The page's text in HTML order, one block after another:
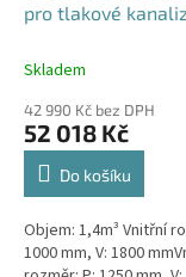
pro tlakové
1,4m3
Skladem
42 990 Kč bez DPH
52 018 Kč
Do košíku
Objem: 1,4m³ Vnitřní
1000 mm, V: 1800